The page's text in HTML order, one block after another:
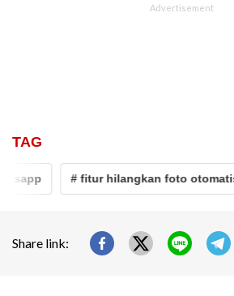
TAG
# fitur hilangkan foto otomatis
Share link: